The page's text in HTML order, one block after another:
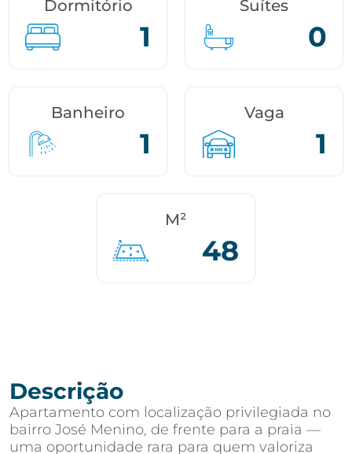
Dormitório
1
Suítes
0
Banheiro
1
Vaga
1
M²
48
Descrição
Apartamento com localização privilegiada no
bairro José Menino, de frente para a praia —
uma oportunidade rara para quem valoriza